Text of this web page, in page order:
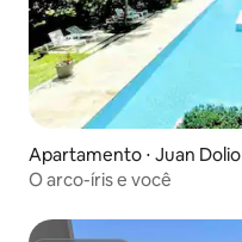
Apartamento ⋅ Juan Dolio
O arco-íris e você